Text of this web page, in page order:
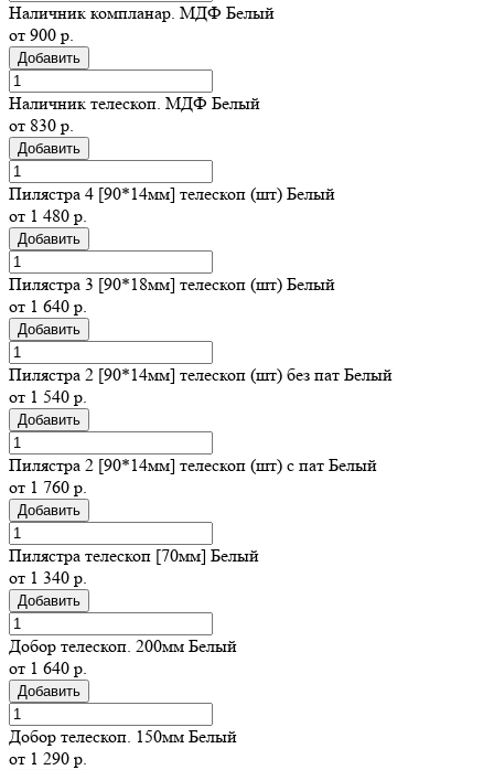
Наличник компланар. МДФ Белый
от 900 р.
Добавить
Наличник телескоп. МДФ Белый
от 830 р.
Добавить
Пилястра 4 [90*14мм] телескоп (шт) Белый
от 1 480 р.
Добавить
Пилястра 3 [90*18мм] телескоп (шт) Белый
от 1 640 р.
Добавить
Пилястра 2 [90*14мм] телескоп (шт) без пат Белый
от 1 540 р.
Добавить
Пилястра 2 [90*14мм] телескоп (шт) с пат Белый
от 1 760 р.
Добавить
Пилястра телескоп [70мм] Белый
от 1 340 р.
Добавить
Добор телескоп. 200мм Белый
от 1 640 р.
Добавить
Добор телескоп. 150мм Белый
от 1 290 р.